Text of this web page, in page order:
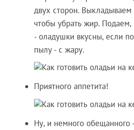
двух сторон. Выкладываем
чтобы убрать жир. Подаем,
- оладушки вкусны, если
пылу - с жару.
Приятного аппетита!
Ну, и немного обещанного